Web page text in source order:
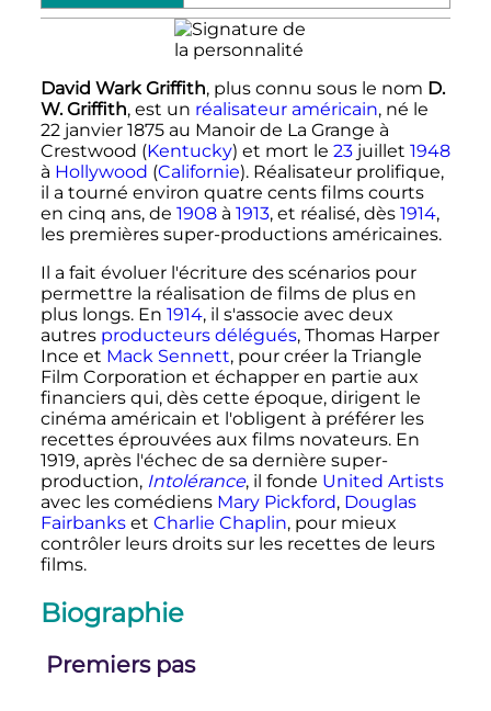
David Wark Griffith, plus connu sous le nom D.
W. Griffith, est un réalisateur américain, né le
22 janvier 1875au Manoir de La Grange à
Crestwood (Kentucky) et mort le 23juillet 1948
à Hollywood (Californie). Réalisateur prolifique,
il a tourné environ quatre cents films courts
en cinq ans, de 1908à 1913, et réalisé, dès 1914,
les premières super-productions américaines.
Il a fait évoluer l'écriture des scénarios pour
permettre la réalisation de films de plus en
plus longs. En 1914, il s'associe avec deux
autres producteurs délégués, Thomas Harper
Ince et Mack Sennett, pour créer la Triangle
Film Corporation et échapper en partie aux
financiers qui, dès cette époque, dirigent le
cinéma américain et l'obligent à préférer les
recettes éprouvées aux films novateurs. En
1919, après l'échec de sa dernière super-
production, Intolérance, il fonde United Artists
avec les comédiens Mary Pickford, Douglas
Fairbankset Charlie Chaplin, pour mieux
contrôler leurs droits sur les recettes de leurs
films.
Biographie
Premiers pas